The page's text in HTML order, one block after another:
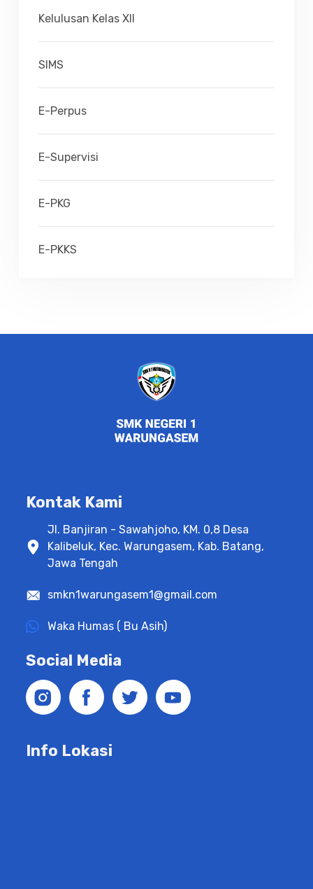
Kelulusan Kelas XII
SIMS
E-Perpus
E-Supervisi
E-PKG
E-PKKS
Kontak Kami
Jl. Banjiran - Sawahjoho, KM. 0,8 Desa
Kalibeluk, Kec. Warungasem, Kab. Batang,
Jawa Tengah
smkn1warungasem1@gmail.com
Waka Humas ( Bu Asih)
Social Media
Info Lokasi